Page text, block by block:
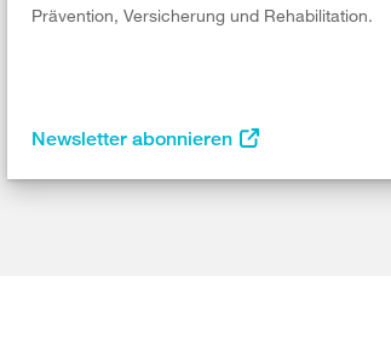
Prävention, Versicherung und Rehabilitation.
Newsletter abonnieren